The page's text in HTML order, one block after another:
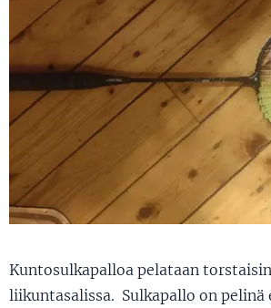
Kuntosulkapalloa pelataan
liikuntasalissa. Sulkapallo on